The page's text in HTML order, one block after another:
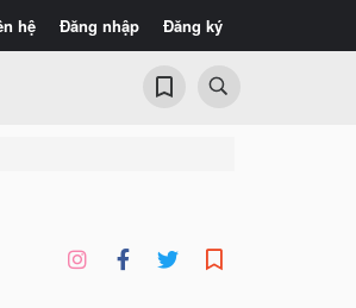
hệ Đăng nhập Đăng ký